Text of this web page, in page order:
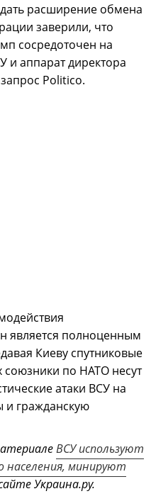
расширение обмена
заверили, что
сосредоточен на
и аппарат директора
Politico.
является полноценным
Киеву спутниковые
по НАТО несут
атаки ВСУ на
и гражданскую
ВСУ используют
населения, минируют
Украина.ру.